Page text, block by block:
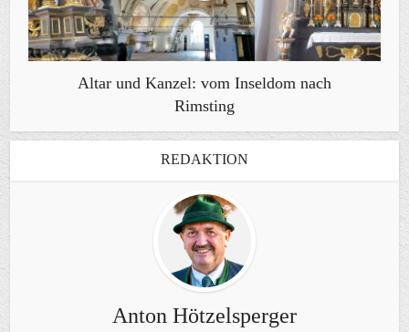
Altar und Kanzel: vom Inseldom nach
Rimsting
REDAKTION
Anton Hötzelsperger